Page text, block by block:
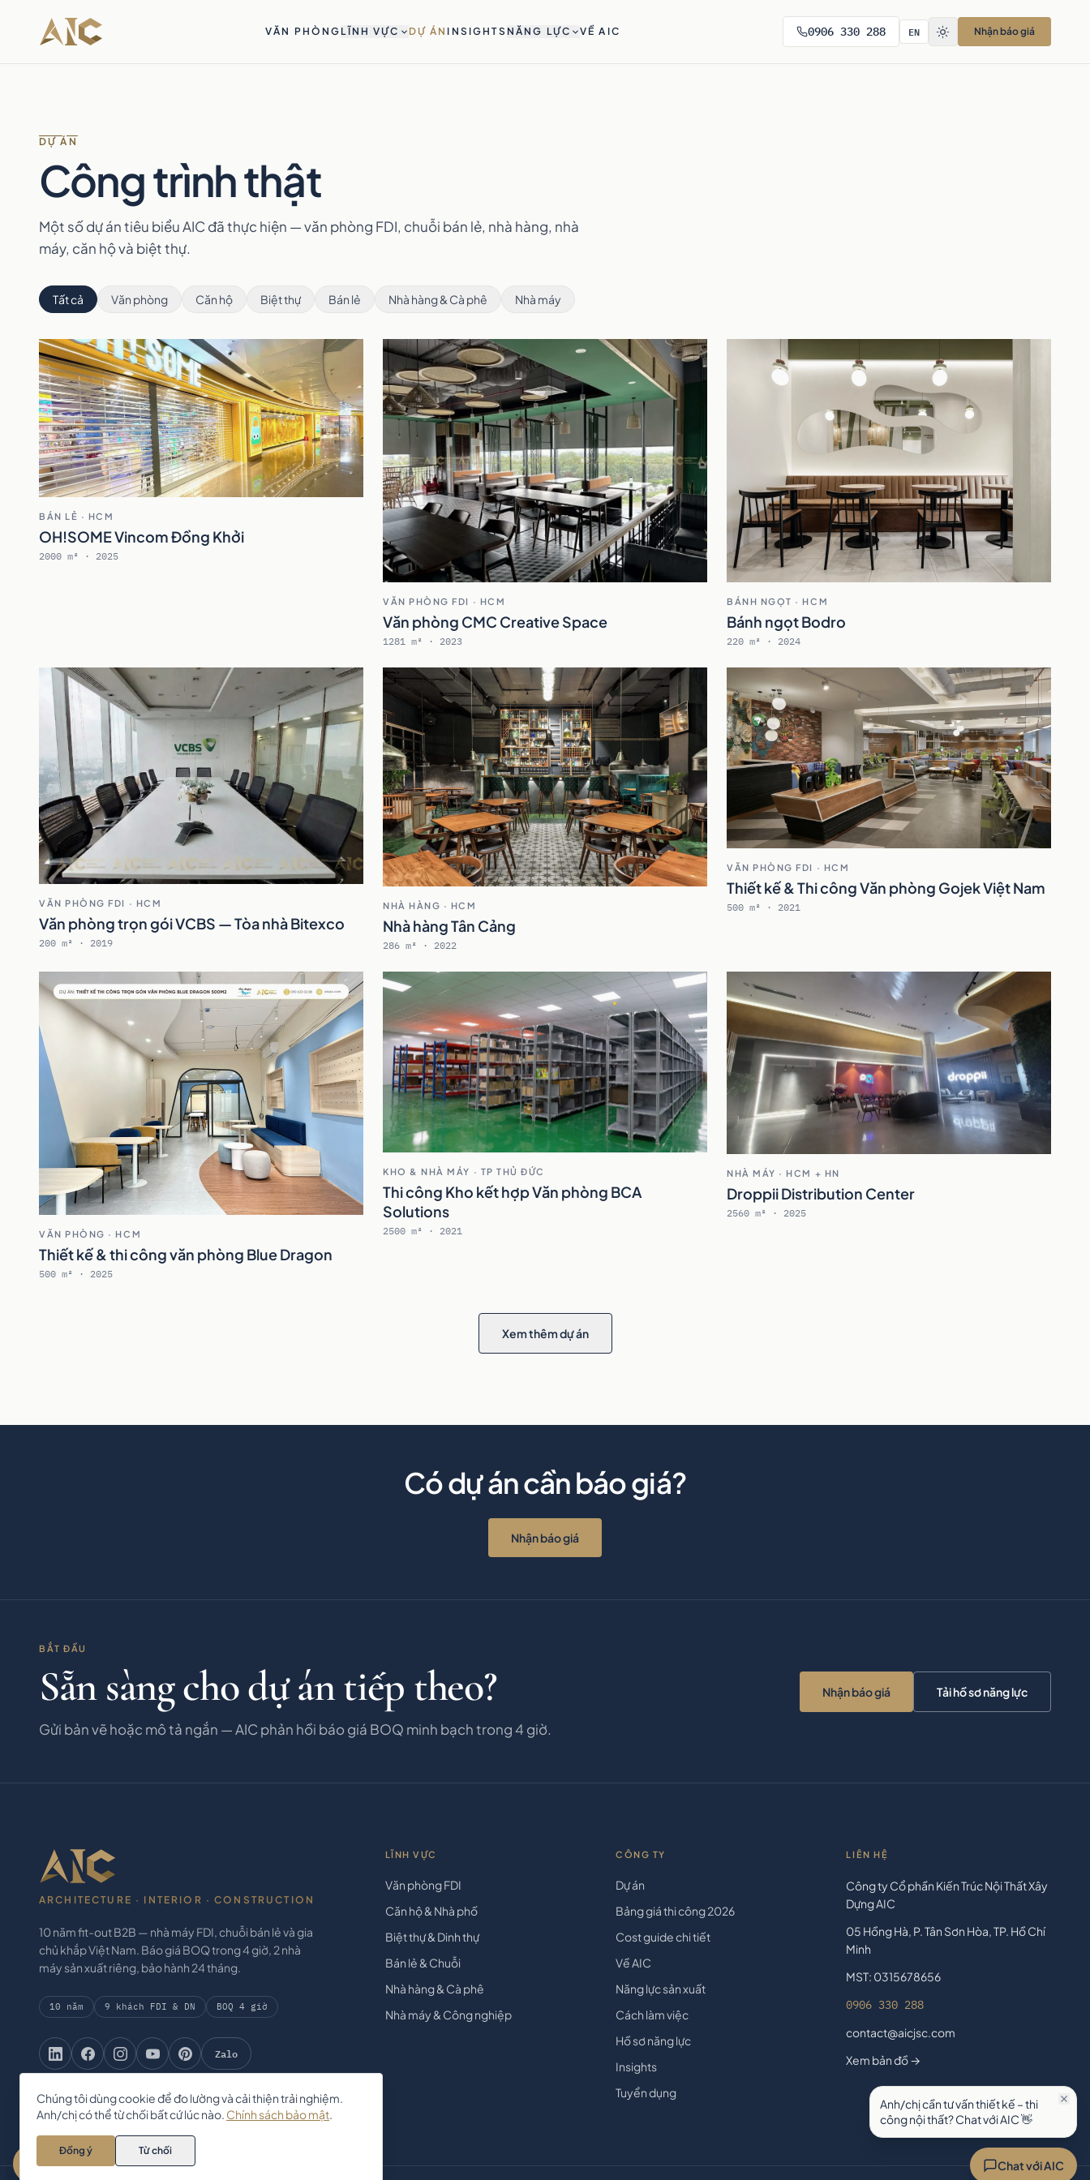
Bỏ qua tới nội dung
VĂN PHÒNG LĨNH VỰC DỰ ÁN INSIGHTS NĂNG LỰC VỀ AIC 0906 330 288 EN Nhận báo giá
DỰ ÁN
Công trình thật
Một số dự án tiêu biểu AIC đã thực hiện — văn phòng FDI, chuỗi bán lẻ, nhà hàng, nhà
máy, căn hộ và biệt thự.
Tất cả Văn phòng Căn hộ Biệt thự Bán lẻ Nhà hàng & Cà phê Nhà máy
BÁN LẺ · HCM
OH!SOME Vincom Đồng Khởi
2000 m² · 2025
VĂN PHÒNG FDI · HCM
Văn phòng CMC Creative Space
1281 m² · 2023
BÁNH NGỌT · HCM
Bánh ngọt Bodro
220 m² · 2024
VĂN PHÒNG FDI · HCM
Văn phòng trọn gói VCBS — Tòa nhà Bitexco
200 m² · 2019
NHÀ HÀNG · HCM
Nhà hàng Tân Cảng
286 m² · 2022
VĂN PHÒNG FDI · HCM
Thiết kế & Thi công Văn phòng Gojek Việt Nam
500 m² · 2021
VĂN PHÒNG · HCM
Thiết kế & thi công văn phòng Blue Dragon
500 m² · 2025
KHO & NHÀ MÁY · TP THỦ ĐỨC
Thi công Kho kết hợp Văn phòng BCA
Solutions
2500 m² · 2021
NHÀ MÁY · HCM + HN
Droppii Distribution Center
2560 m² · 2025
Xem thêm dự án
Có dự án cần báo giá?
Nhận báo giá
BẮT ĐẦU
Sẵn sàng cho dự án tiếp theo?
Gửi bản vẽ hoặc mô tả ngắn — AIC phản hồi báo giá BOQ minh bạch trong 4 giờ.
Nhận báo giá Tải hồ sơ năng lực
ARCHITECTURE · INTERIOR · CONSTRUCTION
10 năm fit-out B2B — nhà máy FDI, chuỗi bán lẻ và gia
chủ khắp Việt Nam. Báo giá BOQ trong 4 giờ, 2 nhà
máy sản xuất riêng, bảo hành 24 tháng.
10 năm 9 khách FDI & DN BOQ 4 giờ
Zalo
LĨNH VỰC
Văn phòng FDI
Căn hộ & Nhà phố
Biệt thự & Dinh thự
Bán lẻ & Chuỗi
Nhà hàng & Cà phê
Nhà máy & Công nghiệp
CÔNG TY
Dự án
Bảng giá thi công 2026
Cost guide chi tiết
Về AIC
Năng lực sản xuất
Cách làm việc
Hồ sơ năng lực
Insights
Tuyển dụng
LIÊN HỆ
Công ty Cổ phần Kiến Trúc Nội Thất Xây
Dựng AIC
05 Hồng Hà, P. Tân Sơn Hòa, TP. Hồ Chí
Minh
MST: 0315678656
0906 330 288
contact@aicjsc.com
Xem bản đồ →
Anh/chị cần tư vấn thiết kế – thi
công nội thất? Chat với AIC 👋
Chat với AIC
Zalo
Chúng tôi dùng cookie để đo lường và cải thiện trải nghiệm.
Anh/chị có thể từ chối bất cứ lúc nào. Chính sách bảo mật.
Đồng ý Từ chối